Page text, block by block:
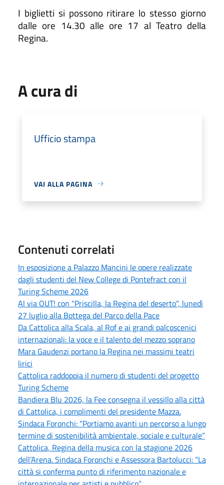
I biglietti si possono ritirare lo stesso giorno
dalle ore 14.30 alle ore 17 al Teatro della
Regina.
A cura di
Ufficio stampa
VAI ALLA PAGINA
Contenuti correlati
In esposizione a Palazzo Mancini le opere realizzate
dagli studenti del New College di Pontefract con il
Turing Scheme 2026
Al via OUT! con "Priscilla, la Regina del deserto", lunedì
27 luglio alla Bottega del Parco della Pace
Da Cattolica alla Scala, al Rof e ai grandi palcoscenici
internazionali: la voce e il talento del mezzo soprano
Mara Gaudenzi portano la Regina nei massimi teatri
lirici
Cattolica raddoppia il numero di studenti del progetto
Turing Scheme
Bandiera Blu 2026, la Fee consegna il vessillo alla città
di Cattolica, i complimenti del presidente Mazza.
Sindaca Foronchi: “Portiamo avanti un percorso a lungo
termine di sostenibilità ambientale, sociale e culturale”
Cattolica, Regina della musica con la stagione 2026
dell’Arena. Sindaca Foronchi e Assessora Bartolucci: “La
città si conferma punto di riferimento nazionale e